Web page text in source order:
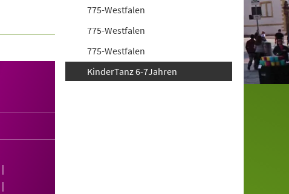
775-Westfalen
775-Westfalen
775-Westfalen
KinderTanz 6-7Jahren